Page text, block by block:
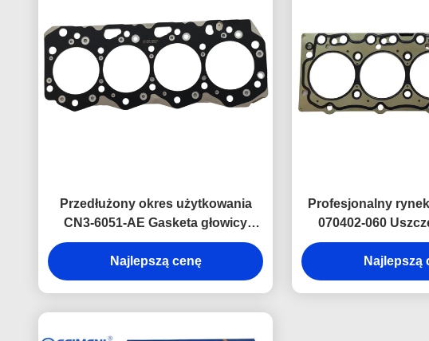
Przedłużony okres użytkowania
CN3-6051-AE Gasketa głowicy
cylindra dla JMC Baodian 4D30,
zmniejszająca koszty utrzymania.
Najlepszą cenę
Profesjonalny
070402-060
cylindrów do JMC
idealna doNajlepszą